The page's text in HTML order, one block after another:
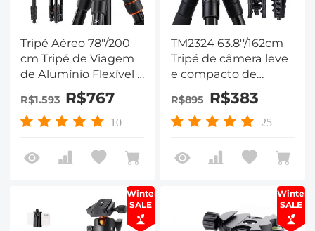
Tripé Aéreo 78"/200
cm Tripé de Viagem
de Alumínio Flexível -
K234A7+BH-28L
(S210)
R$1.593 R$767
10
TM2324 63.8''/162cm
Tripé de câmera leve
e compacto de
alumínio 22lb com
cabeça esférica de
360°
R$895 R$383
25
Winter
SALE
Winter
SALE